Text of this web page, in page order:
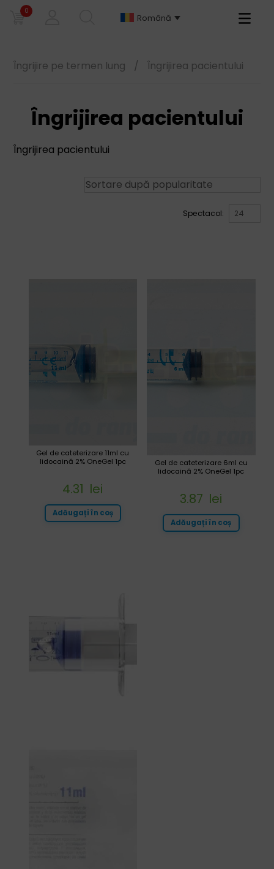
0
Română
Primary
Îngrijire pe termen lung / Îngrijirea pacientului
Îngrijirea pacientului
Îngrijirea pacientului
Spectacol:
Gel de cateterizare 6ml cu
lidocaină 2% OneGel 1pc
3.87 lei
Adăugați în coș
Gel de cateterizare 11ml cu
lidocaină 2% OneGel 1pc
4.31 lei
Adăugați în coș